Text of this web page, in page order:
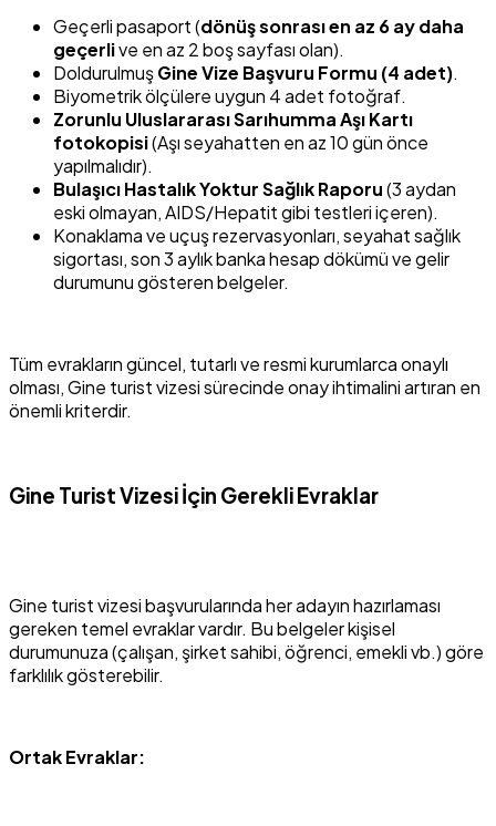
Geçerli pasaport (dönüş sonrası en az 6 ay daha
geçerlive en az 2 boş sayfası olan).
DoldurulmuşGine Vize Başvuru Formu (4 adet).
Biyometrik ölçülere uygun 4 adet fotoğraf.
Zorunlu Uluslararası Sarıhumma Aşı Kartı
fotokopisi(Aşı seyahatten en az 10 gün önce
yapılmalıdır).
Bulaşıcı Hastalık Yoktur Sağlık Raporu(3 aydan
eski olmayan, AIDS/Hepatit gibi testleri içeren).
Konaklama ve uçuş rezervasyonları, seyahat sağlık
sigortası, son 3 aylık banka hesap dökümü ve gelir
durumunu gösteren belgeler.
Tüm evrakların güncel, tutarlı ve resmi kurumlarca onaylı
olması, Gine turist vizesi sürecinde onay ihtimalini artıran en
önemli kriterdir.
Gine Turist Vizesi İçin Gerekli Evraklar
Gine turist vizesi başvurularında her adayın hazırlaması
gereken temel evraklar vardır. Bu belgeler kişisel
durumunuza (çalışan, şirket sahibi, öğrenci, emekli vb.) göre
farklılık gösterebilir.
Ortak Evraklar: